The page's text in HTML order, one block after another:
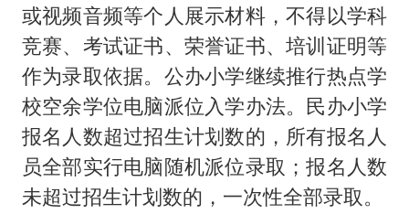
或视频音频等个人展示材料，不得以学科
竞赛、考试证书、荣誉证书、培训证明等
作为录取依据。公办小学继续推行热点学
校空余学位电脑派位入学办法。民办小学
报名人数超过招生计划数的，所有报名人
员全部实行电脑随机派位录取；报名人数
未超过招生计划数的，一次性全部录取。